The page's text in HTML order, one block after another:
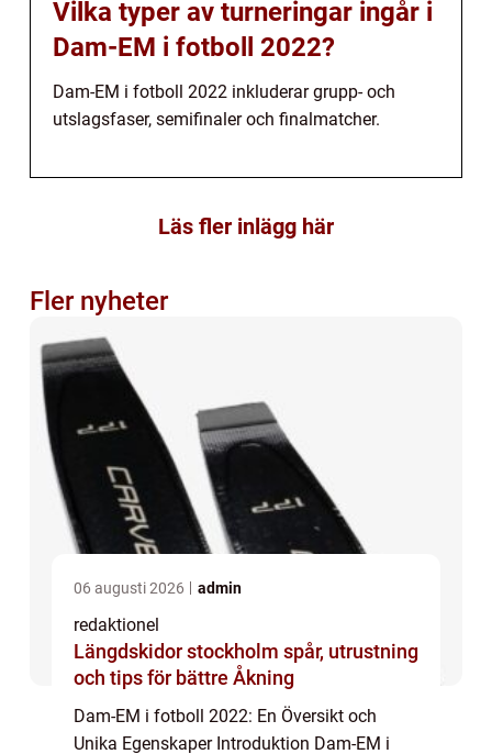
Vilka typer av turneringar ingår i
Dam-EM i fotboll 2022?
Dam-EM i fotboll 2022 inkluderar grupp- och
utslagsfaser, semifinaler och finalmatcher.
Läs fler inlägg här
Fler nyheter
06 augusti 2026 admin
redaktionel
Längdskidor stockholm spår, utrustning
och tips för bättre Åkning
Dam-EM i fotboll 2022: En Översikt och
Unika Egenskaper Introduktion Dam-EM i